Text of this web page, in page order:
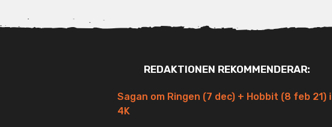
REDAKTIONEN REKOMMENDERAR:
Sagan om Ringen (7 dec) + Hobbit (8 feb 21) i
4K